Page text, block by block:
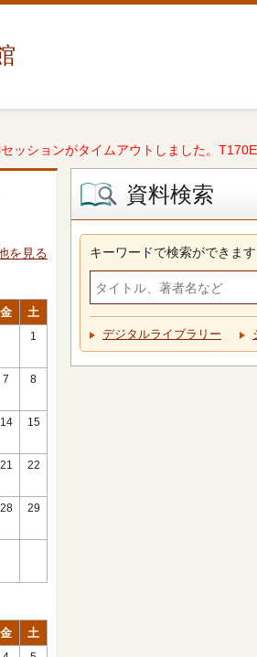
ッションがタイムアウトしました。
を見る
金 土
1
7 8
14 15
21 22
28 29
金 土
資料検索
キーワードで検索ができます
デジタルライブラリー